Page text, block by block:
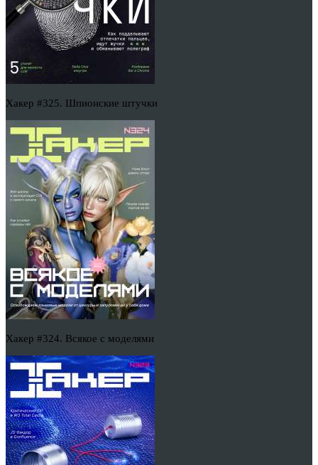
Хакер #325. Шпионские штучки
Хакер #324. Всякое с моделями